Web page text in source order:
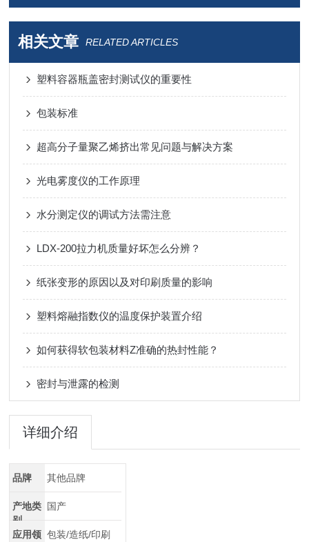
相关文章 RELATED ARTICLES
塑料容器瓶盖密封测试仪的重要性
包装标准
超高分子量聚乙烯挤出常见问题与解决方案
光电雾度仪的工作原理
水分测定仪的调试方法需注意
LDX-200拉力机质量好坏怎么分辨？
纸张变形的原因以及对印刷质量的影响
塑料熔融指数仪的温度保护装置介绍
如何获得软包装材料Z准确的热封性能？
密封与泄露的检测
详细介绍
品牌 其他品牌
产地类
别
国产
应用领 包装/造纸/印刷